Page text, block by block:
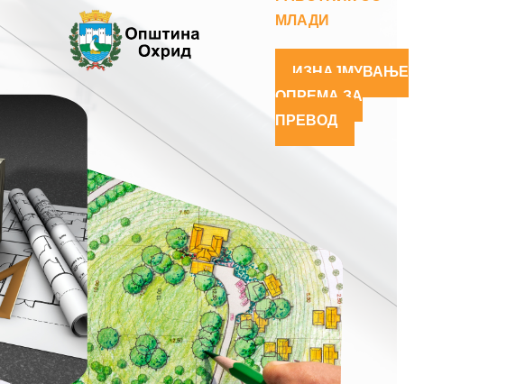
МЛАДИ
ИЗНАЈМУВАЊЕ
ОПРЕМА ЗА
ПРЕВОД